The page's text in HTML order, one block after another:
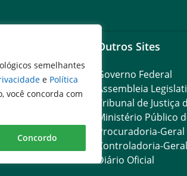
semelhantes
e Política
você concorda com
Concordo
Outros Sites
Governo Federal
Assembleia
Tribunal de Justiça
Ministério Público
Procuradoria-
Controladoria-
Diário Oficial